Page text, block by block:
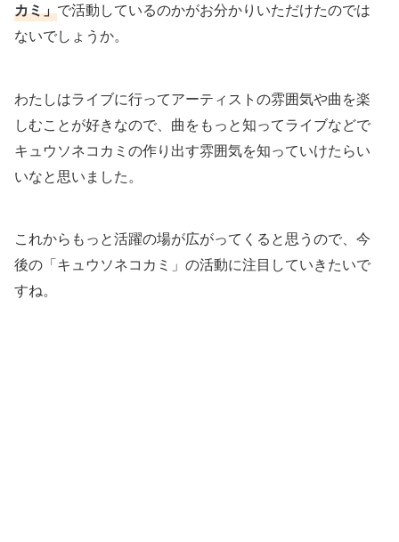
カミ」で活動しているのかがお分かりいただけたのでは
ないでしょうか。
わたしはライブに行ってアーティストの雰囲気や曲を楽
しむことが好きなので、曲をもっと知ってライブなどで
キュウソネコカミの作り出す雰囲気を知っていけたらい
いなと思いました。
これからもっと活躍の場が広がってくると思うので、今
後の「キュウソネコカミ」の活動に注目していきたいで
すね。